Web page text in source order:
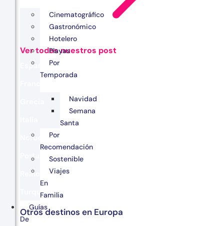
Ver todos nuestros post
España
Noruega
Portugal
Reino Unido
Turquía
Otros destinos en Europa
Cinematográfico
Gastronómico
Hotelero
Playas
Por
Temporada
Navidad
Semana
Santa
Por
Recomendación
Sostenible
Viajes
En
Familia
Guías
De